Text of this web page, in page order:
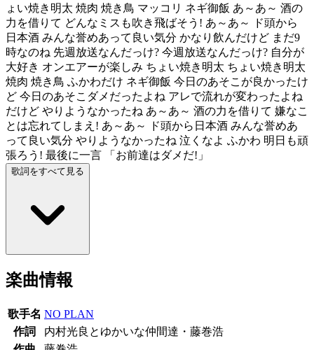
ょい焼き明太 焼肉 焼き鳥 マッコリ ネギ御飯 あ～あ～ 酒の
力を借りて どんなミスも吹き飛ばそう! あ～あ～ ド頭から
日本酒 みんな誉めあって良い気分 かなり飲んだけど まだ9
時なのね 先週放送なんだっけ? 今週放送なんだっけ? 自分が
大好き オンエアーが楽しみ ちょい焼き明太 ちょい焼き明太
焼肉 焼き鳥 ふかわだけ ネギ御飯 今日のあそこが良かったけ
ど 今日のあそこダメだったよね アレで流れが変わったよね
だけど やりようなかったね あ～あ～ 酒の力を借りて 嫌なこ
とは忘れてしまえ! あ～あ～ ド頭から日本酒 みんな誉めあ
って良い気分 やりようなかったね 泣くなよ ふかわ 明日も頑
張ろう! 最後に一言 「お前達はダメだ!」
歌詞をすべて見る
楽曲情報
歌手名 NO PLAN
作詞
内村光良とゆかいな仲間達・藤巻浩